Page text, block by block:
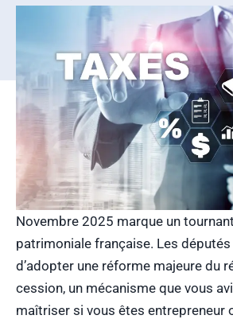
Novembre 2025 marque un
patrimoniale française. Les députés
d’adopter une réforme majeure du
cession, un mécanisme que vous
maîtriser si vous êtes entrepreneur